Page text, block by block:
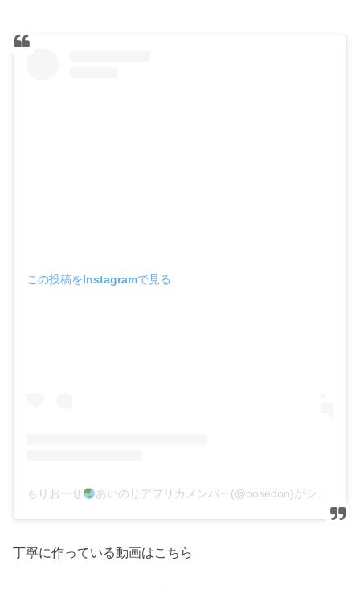
この投稿をInstagramで見る
もりおーせ あいのりアフリカメンバー(@oosedon)がシェアした投稿
丁寧に作っている動画はこちら